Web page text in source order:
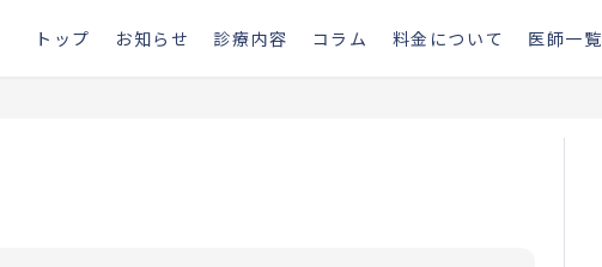
トップ お知らせ 診療内容 コラム 料金について 医師一覧